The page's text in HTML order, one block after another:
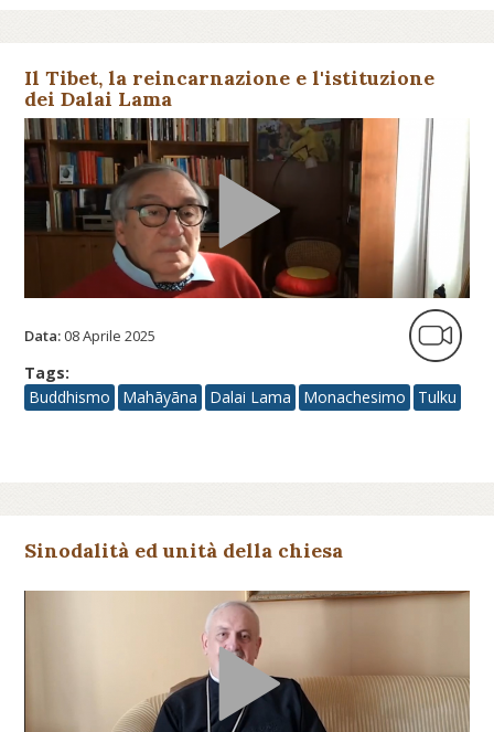
Il Tibet, la reincarnazione e l'istituzione
dei Dalai Lama
Data:08 Aprile 2025
Tags:
Buddhismo
Mahāyāna Dalai Lama Monachesimo Tulku
Sinodalità ed unità della chiesa